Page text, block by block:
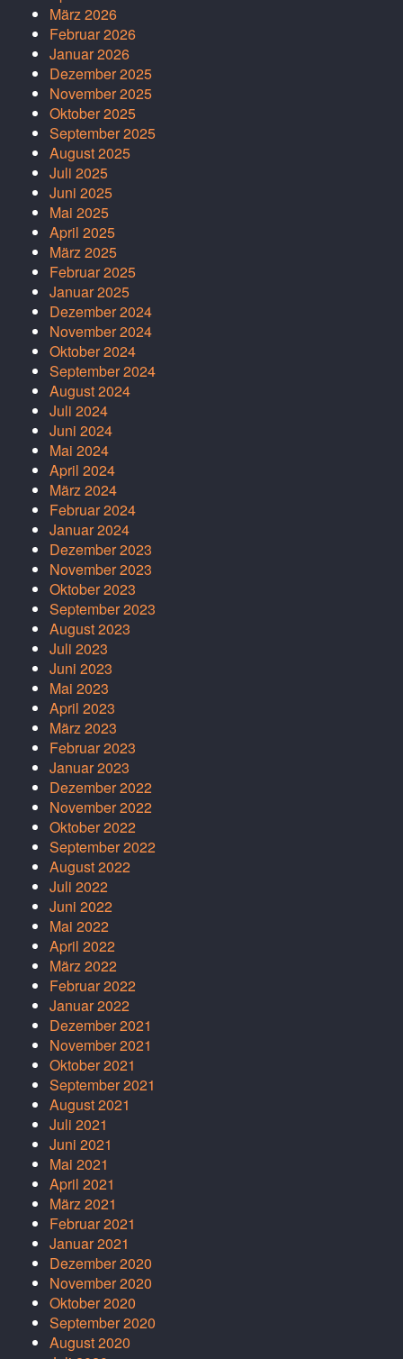
März 2026
Februar 2026
Januar 2026
Dezember 2025
November 2025
Oktober 2025
September 2025
August 2025
Juli 2025
Juni 2025
Mai 2025
April 2025
März 2025
Februar 2025
Januar 2025
Dezember 2024
November 2024
Oktober 2024
September 2024
August 2024
Juli 2024
Juni 2024
Mai 2024
April 2024
März 2024
Februar 2024
Januar 2024
Dezember 2023
November 2023
Oktober 2023
September 2023
August 2023
Juli 2023
Juni 2023
Mai 2023
April 2023
März 2023
Februar 2023
Januar 2023
Dezember 2022
November 2022
Oktober 2022
September 2022
August 2022
Juli 2022
Juni 2022
Mai 2022
April 2022
März 2022
Februar 2022
Januar 2022
Dezember 2021
November 2021
Oktober 2021
September 2021
August 2021
Juli 2021
Juni 2021
Mai 2021
April 2021
März 2021
Februar 2021
Januar 2021
Dezember 2020
November 2020
Oktober 2020
September 2020
August 2020